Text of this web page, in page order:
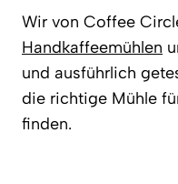
Wir von Coffee
Handkaffeemühlen
und ausführlich
die richtige Mühle
finden.